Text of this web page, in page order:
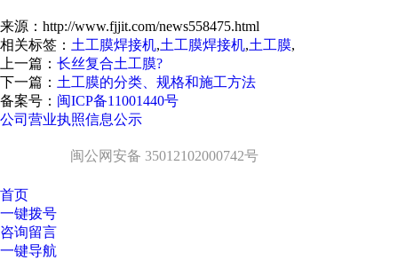
来源：http://www.fjjit.com/news558475.html
相关标签： 土工膜焊接机,土工膜焊接机,土工膜,
上一篇： 长丝复合土工膜?
下一篇： 土工膜的分类、规格和施工方法
备案号： 闽ICP备11001440号
公司营业执照信息公示
闽公网安备 35012102000742号
首页
一键拨号
咨询留言
一键导航